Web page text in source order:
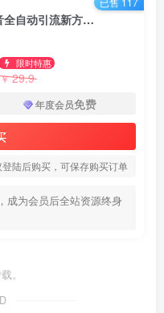
3天内轻松引流500个创业粉，抖音全自动引流新方法，安全稳定
限时特惠
￥29.9
年度会员免费
陆后购买，可保存购买订单
成为会员后全站资源终身
。